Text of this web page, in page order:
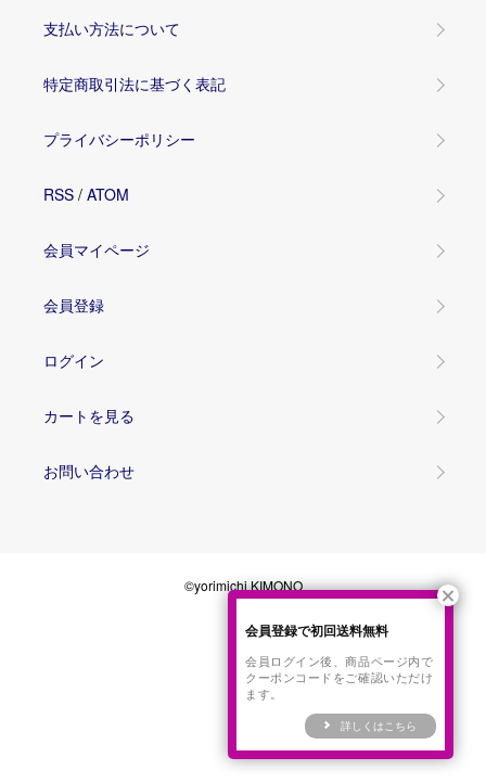
支払い方法について
特定商取引法に基づく表記
プライバシーポリシー
RSS / ATOM
会員マイページ
会員登録
ログイン
カートを見る
お問い合わせ
©yorimichi KIMONO
会員登録で初回送料無料
会員ログイン後、商品ページ内で
クーポンコードをご確認いただけ
ます。
詳しくはこちら